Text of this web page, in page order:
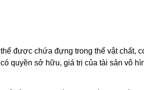
được chứa đựng trong thể vật chất,
quyền sở hữu, giá trị của tài sản vô